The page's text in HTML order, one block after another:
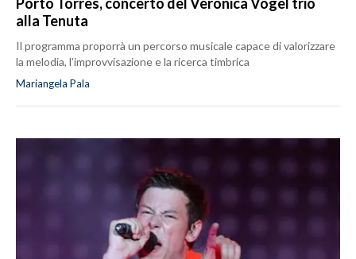
alla Tenuta
Il programma proporrà un percorso musicale capace di valorizzare
la melodia, l’improvvisazione e la ricerca timbrica
Mariangela Pala